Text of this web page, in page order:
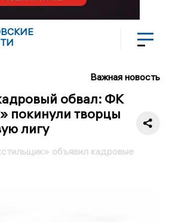
Важная новость
обвал: ФК
покинули творцы
лигу
объявил кадровые